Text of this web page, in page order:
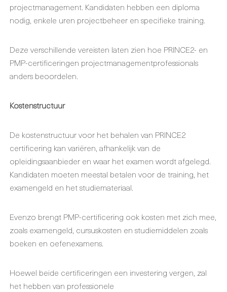
projectmanagement. Kandidaten hebben een diploma
nodig, enkele uren projectbeheer en specifieke training.
Deze verschillende vereisten laten zien hoe PRINCE2- en
PMP-certificeringen projectmanagementprofessionals
anders beoordelen.
Kostenstructuur
De kostenstructuur voor het behalen van PRINCE2
certificering kan variëren, afhankelijk van de
opleidingsaanbieder en waar het examen wordt afgelegd.
Kandidaten moeten meestal betalen voor de training, het
examengeld en het studiemateriaal.
Evenzo brengt PMP-certificering ook kosten met zich mee,
zoals examengeld, cursuskosten en studiemiddelen zoals
boeken en oefenexamens.
Hoewel beide certificeringen een investering vergen, zal
het hebben van professionele